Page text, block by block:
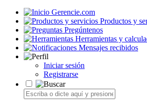
Gerencie.com
Productos y
Pregúntenos
Herramientas y
Mensajes recibidos
Iniciar sesión
Registrarse